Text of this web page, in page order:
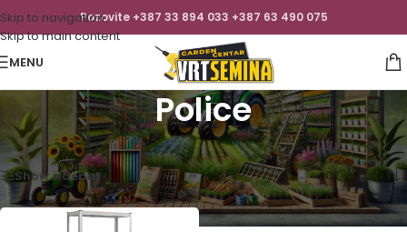
Skip to navigation
Skip to main content
Pozovite +387 33 894 033 +387 63 490 075
MENU
Police
Početna /Kuća/Police Prikazuje se jedan rezultat
Show sidebar